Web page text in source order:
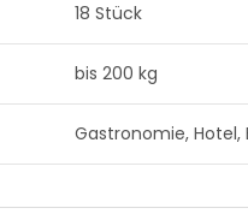
18 Stück
bis 200 kg
Gastronomie, Hotel,